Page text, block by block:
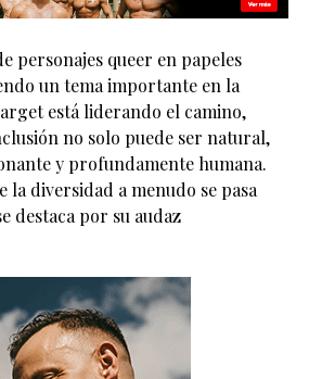
personajes queer en papeles
un tema importante en la
está liderando el camino,
no solo puede ser natural,
y profundamente humana.
la diversidad a menudo se pasa
destaca por su audaz